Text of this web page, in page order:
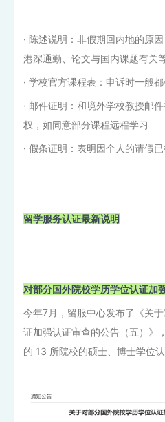
· 陈述说明：非假期回内地的原
港深通勤、论文与国内课题有关
· 学校官方课程表：申诉时一般
· 邮件证明：和境外学校教授邮
权，如同意部分课程远程学习
· 假条证明：表明因个人的请假
留学服务认证最新说明
对部分国外院校学历学位认证加
今年7月，留服中心发布了《关
证加强认证审查的公告（五）》
的 13 所院校的硕士、博士学位